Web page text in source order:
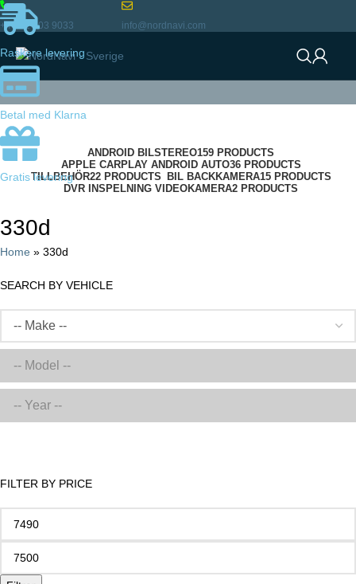
+46 72 903 9033 info@nordnavi.com
Raskere levering
Betal med Klarna
Gratis levering
ANDROID BILSTEREO159 PRODUCTS
APPLE CARPLAY ANDROID AUTO36 PRODUCTS
TILLBEHÖR22 PRODUCTS BIL BACKKAMERA15 PRODUCTS
DVR INSPELNING VIDEOKAMERA2 PRODUCTS
330d
Home » 330d
SEARCH BY VEHICLE
FILTER BY PRICE